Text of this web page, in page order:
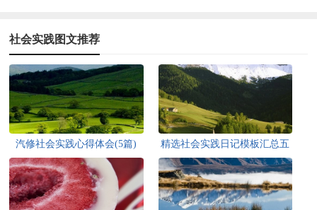
社会实践图文推荐
汽修社会实践心得体会(5篇)
精选社会实践日记模板汇总五
篇